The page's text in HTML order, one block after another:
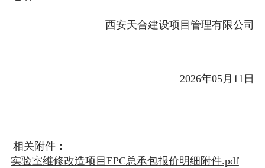
西安天合建设项目管理有限公司
2026年05月11日
相关附件：
实验室维修改造项目EPC总承包报价明细附件.pdf